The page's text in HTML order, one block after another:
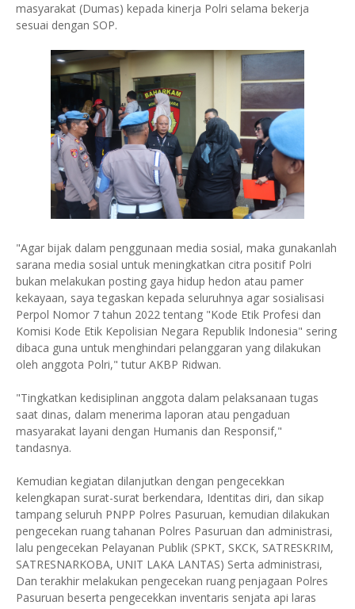
masyarakat (Dumas) kepada kinerja Polri selama bekerja
sesuai dengan SOP.
"Agar bijak dalam penggunaan media sosial, maka gunakanlah
sarana media sosial untuk meningkatkan citra positif Polri
bukan melakukan posting gaya hidup hedon atau pamer
kekayaan, saya tegaskan kepada seluruhnya agar sosialisasi
Perpol Nomor 7 tahun 2022 tentang "Kode Etik Profesi dan
Komisi Kode Etik Kepolisian Negara Republik Indonesia" sering
dibaca guna untuk menghindari pelanggaran yang dilakukan
oleh anggota Polri," tutur AKBP Ridwan.
"Tingkatkan kedisiplinan anggota dalam pelaksanaan tugas
saat dinas, dalam menerima laporan atau pengaduan
masyarakat layani dengan Humanis dan Responsif,"
tandasnya.
Kemudian kegiatan dilanjutkan dengan pengecekkan
kelengkapan surat-surat berkendara, Identitas diri, dan sikap
tampang seluruh PNPP Polres Pasuruan, kemudian dilakukan
pengecekan ruang tahanan Polres Pasuruan dan administrasi,
lalu pengecekan Pelayanan Publik (SPKT, SKCK, SATRESKRIM,
SATRESNARKOBA, UNIT LAKA LANTAS) Serta administrasi,
Dan terakhir melakukan pengecekan ruang penjagaan Polres
Pasuruan beserta pengecekkan inventaris senjata api laras